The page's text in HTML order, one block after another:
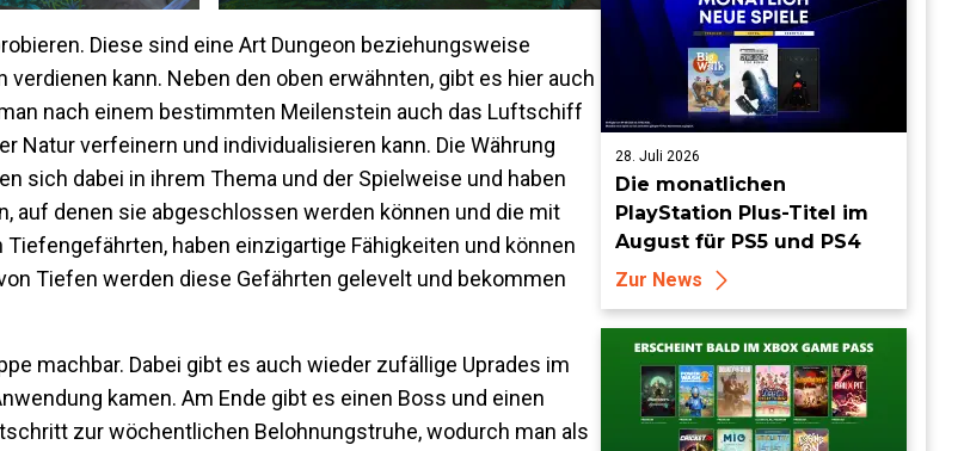
Diese sind eine Art Dungeon beziehungsweise
kann. Neben den oben erwähnten, gibt es hier auch
nach einem bestimmten Meilenstein auch das Luftschiff
verfeinern und individualisieren kann. Die Währung
sich dabei in ihrem Thema und der Spielweise und haben
auf denen sie abgeschlossen werden können und die mit
haben einzigartige Fähigkeiten und können
Tiefen werden diese Gefährten gelevelt und bekommen
machbar. Dabei gibt es auch wieder zufällige Uprades im
kamen. Am Ende gibt es einen Boss und einen
zur wöchentlichen Belohnungstruhe, wodurch man als
28. Juli 2026
Die monatlichen
PlayStation Plus-Titel im
August für PS5 und PS4
Zur News